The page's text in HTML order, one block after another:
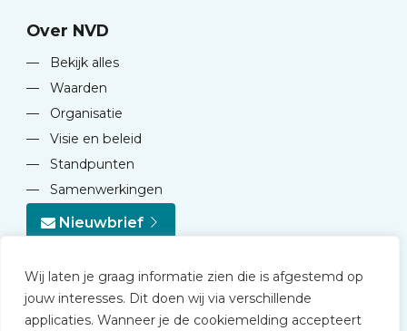
Wij laten je graag informatie zien die is afgestemd op
jouw interesses. Dit doen wij via verschillende
applicaties. Wanneer je de cookiemelding accepteert
Over NVD
—
Bekijk alles
—
Waarden
—
Organisatie
—
Visie en beleid
—
Standpunten
—
Samenwerkingen
Nieuwbrief